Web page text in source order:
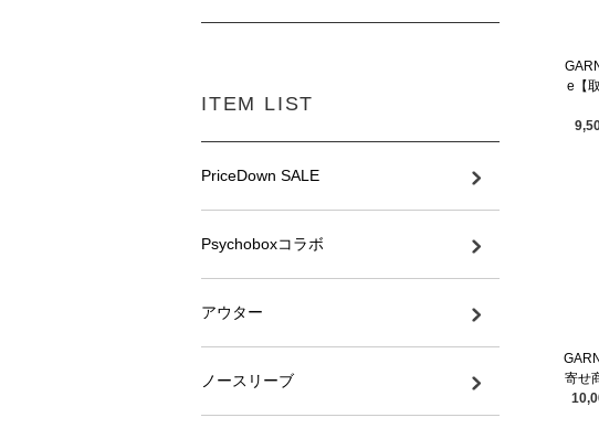
e【
寄せ
ITEM LIST
PriceDown SALE
Psychoboxコラボ
アウター
ノースリーブ